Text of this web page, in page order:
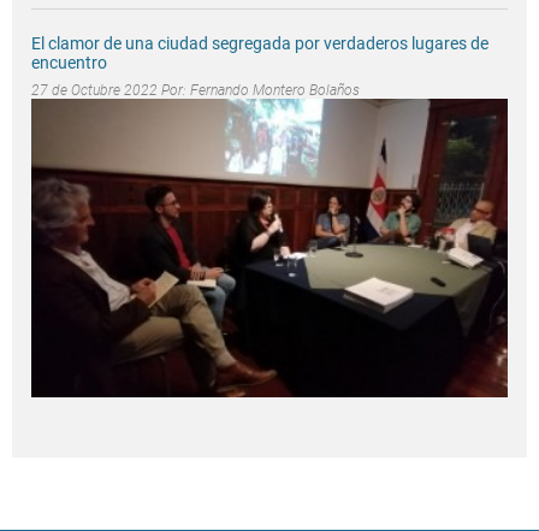
El clamor de una ciudad segregada por verdaderos lugares de
encuentro
27 de Octubre 2022 Por: Fernando Montero Bolaños